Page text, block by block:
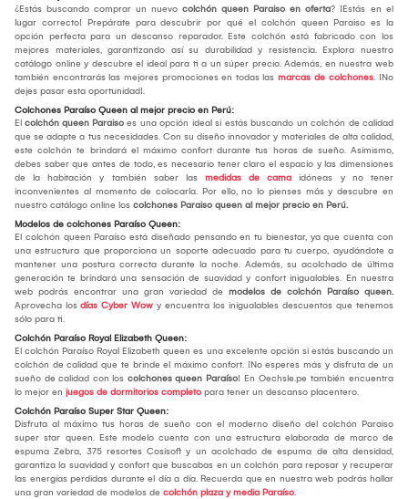
¿Estás buscando comprar un nuevo colchón queen Paraiso en oferta? ¡Estás en el
lugar correcto! Prepárate para descubrir por qué el colchón queen Paraiso es la
opción perfecta para un descanso reparador. Este colchón está fabricado con los
mejores materiales, garantizando así su durabilidad y resistencia. Explora nuestro
catálogo online y descubre el ideal para ti a un súper precio. Además, en nuestra web
también encontrarás las mejores promociones en todas las marcas de colchones. ¡No
dejes pasar esta oportunidad!.
Colchones Paraíso Queen al mejor precio en Perú:
El colchón queen Paraiso es una opción ideal si estás buscando un colchón de calidad
que se adapte a tus necesidades. Con su diseño innovador y materiales de alta calidad,
este colchón te brindará el máximo confort durante tus horas de sueño. Asimismo,
debes saber que antes de todo, es necesario tener claro el espacio y las dimensiones
de la habitación y también saber las medidas de cama idóneas y no tener
inconvenientes al momento de colocarla. Por ello, no lo pienses más y descubre en
nuestro catálogo online los colchones Paraiso queen al mejor precio en Perú.
Modelos de colchones Paraíso Queen:
El colchón queen Paraíso está diseñado pensando en tu bienestar, ya que cuenta con
una estructura que proporciona un soporte adecuado para tu cuerpo, ayudándote a
mantener una postura correcta durante la noche. Además, su acolchado de última
generación te brindará una sensación de suavidad y confort inigualables. En nuestra
web podrás encontrar una gran variedad de modelos de colchón Paraíso queen.
Aprovecha los días Cyber Wow y encuentra los inigualables descuentos que tenemos
sólo para ti.
Colchón Paraíso Royal Elizabeth Queen:
El colchón Paraíso Royal Elizabeth queen es una excelente opción si estás buscando un
colchón de calidad que te brinde el máximo confort. ¡No esperes más y disfruta de un
sueño de calidad con los colchones queen Paraíso! En Oechsle.pe también encuentra
lo mejor en juegos de dormitorios completo para tener un descanso placentero.
Colchón Paraíso Super Star Queen:
Disfruta al máximo tus horas de sueño con el moderno diseño del colchón Paraiso
super star queen. Este modelo cuenta con una estructura elaborada de marco de
espuma Zebra, 375 resortes Cosisoft y un acolchado de espuma de alta densidad,
garantiza la suavidad y confort que buscabas en un colchón para reposar y recuperar
las energías perdidas durante el día a día. Recuerda que en nuestra web podrás hallar
una gran variedad de modelos de colchón plaza y media Paraíso.